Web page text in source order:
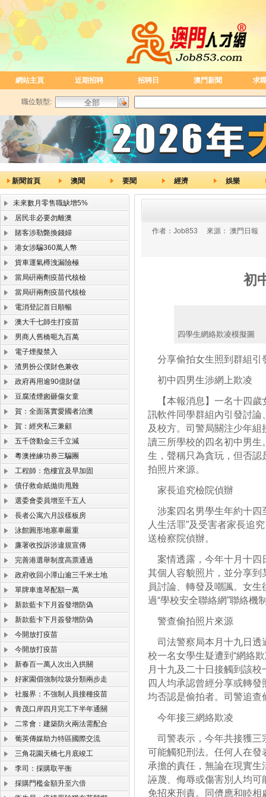
網站主頁 近期招聘 招聘日 澳門新聞 求
職位類型:
新聞首頁 澳聞 要聞 經濟 娛樂
未來數月零售職缺增5%
居民非必要勿離澳
賭客涉勒斃換錢婦
港女涉騙360萬人幣
貨車運氣樽洩漏險極
當局硏兩劑疫苗代核檢
當局硏兩劑疫苗代核檢
電消登記首日順暢
澳大千七師生打疫苗
男商人舊橋呃九百萬
電子煙擬禁入
渣男扮公僕財色兼收
政府再用逾90億財儲
豆腐渣煙囪砸傷女童
賀：全面落實愛國者治澳
賀：經夾私三兼顧
五千啓動金三千立減
粵澳挫練功券三騙團
工程師：危樓宜及早加固
債仔救命紙拋街甩難
選委會委員增至千五人
長者公寓六月設樣板房
泳館圓形地塞車嚴重
廉署收投訴涉違規宣傳
完善港選舉制度高票通過
政府收回小潭山逾三千米土地
單牌車進琴配額一萬
新款藍卡下月簽發增防偽
新款藍卡下月簽發增防偽
今開放打疫苗
今開放打疫苗
新春百一萬人次出入拱關
好家園倡強制垃圾分類兩步走
社服界：不強制人員接種疫苗
青茂口岸四月完工下半年通關
二常會：建築防火兩法需配合
葡英傳媒助力特區國際交流
三角花園天橋七月底竣工
李司：採購取平衡
採購門檻金額升至六倍
作者： Job853 來源： 澳門日報
初
四學生網絡欺凌模擬圖
分享偷拍女生照到群組引
初中四男生涉網上欺凌
【本報消息】一名十四歲
訊軟件同學群組內引發討
及校方。司警局關注少年
讀三所學校的四名初中男
生，聲稱只為貪玩，但否
拍照片來源。
家長追究檢院偵辦
涉案四名男學生年約十四
人生活罪”及受害者家長追
送檢察院偵辦。
案情透露，今年十月十四
其個人容貌照片，並分享
員討論、轉發及嘲諷。女
過“學校安全聯絡網”聯絡機
警查偷拍照片來源
司法警察局本月十九日透
校一名女學生疑遭到“網絡
月十九及二十日接觸到該
四人均承認曾經分享或轉
均否認是偷拍者。司警追查
今年接三網絡欺凌
司警表示，今年共接獲三
可能觸犯刑法。任何人在
承擔的責任，無論在現實
誣蔑、侮辱或傷害別人均
免招來刑責。同儕應和睦